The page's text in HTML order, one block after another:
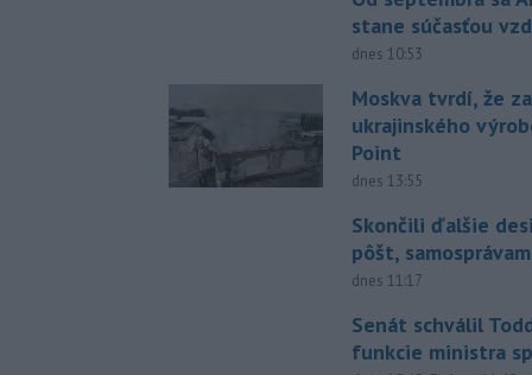
stane súčasťou
dnes 10:53
Moskva tvrdí, že
ukrajinského
Point
dnes 13:55
Skončili ďalšie
pôšt,
dnes 11:17
Senát schválil
funkcie ministra